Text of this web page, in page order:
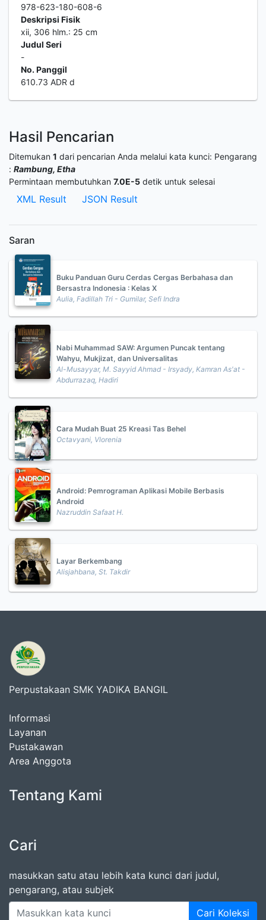
978-623-180-608-6
Deskripsi Fisik
xii, 306 hlm.: 25 cm
Judul Seri
-
No. Panggil
610.73 ADR d
Hasil Pencarian
Ditemukan 1 dari pencarian Anda melalui kata kunci: Pengarang
: Rambung, Etha
Permintaan membutuhkan 7.0E-5 detik untuk selesai
XML Result JSON Result
Saran
Buku Panduan Guru Cerdas Cergas Berbahasa dan
Bersastra Indonesia : Kelas X
Aulia, Fadillah Tri - Gumilar, Sefi Indra
Nabi Muhammad SAW: Argumen Puncak tentang
Wahyu, Mukjizat, dan Universalitas
Al-Musayyar, M. Sayyid Ahmad - Irsyady, Kamran As'at -
Abdurrazaq, Hadiri
Cara Mudah Buat 25 Kreasi Tas Behel
Octavyani, Vlorenia
Android: Pemrograman Aplikasi Mobile Berbasis
Android
Nazruddin Safaat H.
Layar Berkembang
Alisjahbana, St. Takdir
Perpustakaan SMK YADIKA BANGIL
Informasi
Layanan
Pustakawan
Area Anggota
Tentang Kami
Cari
masukkan satu atau lebih kata kunci dari judul,
pengarang, atau subjek
Cari Koleksi